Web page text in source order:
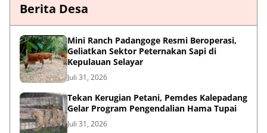
Berita Desa
‎Mini Ranch Padangoge Resmi Beroperasi,
Geliatkan Sektor Peternakan Sapi di
Kepulauan Selayar ‎
Juli 31, 2026
Tekan Kerugian Petani, Pemdes Kalepadang
Gelar Program Pengendalian Hama Tupai
Juli 31, 2026